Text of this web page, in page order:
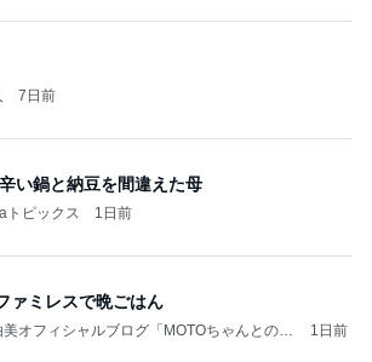
7日前
い鍋と納豆を間違えた母
トピックス 1日前
ァミレスで晩ごはん
オフィシャルブログ「MOTOちゃんとのは
1日前